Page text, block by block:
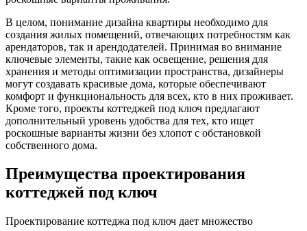
В целом, понимание дизайна квартиры необходимо для
создания жилых помещений, отвечающих потребностям как
арендаторов, так и арендодателей. Принимая во внимание
ключевые элементы, такие как освещение, решения для
хранения и методы оптимизации пространства, дизайнеры
могут создавать красивые дома, которые обеспечивают
комфорт и функциональность для всех, кто в них проживает.
Кроме того, проекты коттеджей под ключ предлагают
дополнительный уровень удобства для тех, кто ищет
роскошные варианты жизни без хлопот с обстановкой
собственного дома.
Преимущества проектирования
коттеджей под ключ
Проектирование коттеджа под ключ дает множество